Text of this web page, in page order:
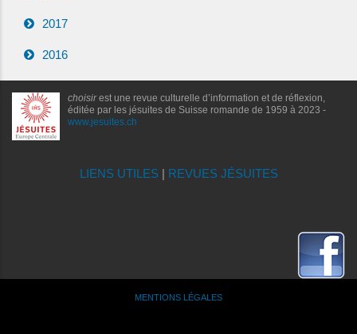
2017
2016
choisirest une revue culturelle d’information et de réflexion,
éditée par les jésuites de Suisse romande de 1959 à 2023 -
www.jesuites.ch
LIENS UTILES| REVUES JÉSUITES
MENTIONS LÉGALES